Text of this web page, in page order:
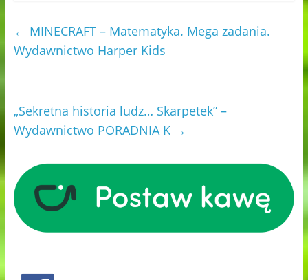
← MINECRAFT – Matematyka. Mega zadania.
Wydawnictwo Harper Kids
„Sekretna historia ludz… Skarpetek” –
Wydawnictwo PORADNIA K →